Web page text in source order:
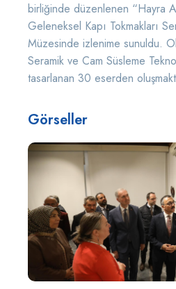
birliğinde düzenlenen “Hayra
Geleneksel Kapı Tokmakları
Müzesinde izlenime sunuldu.
Seramik ve Cam Süsleme
tasarlanan 30 eserden
Görseller